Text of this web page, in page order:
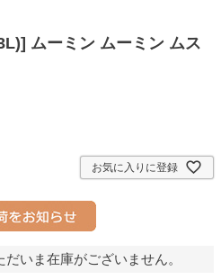
ムーミン ムーミン ムス
お気に入りに登録
いま在庫がございません。